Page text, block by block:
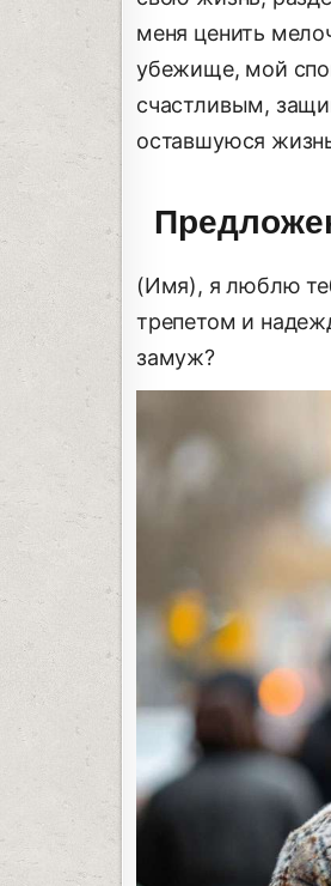
меня ценить
убежище, мой
счастливым,
оставшуюся
(Имя), я люблю
трепетом и
замуж?